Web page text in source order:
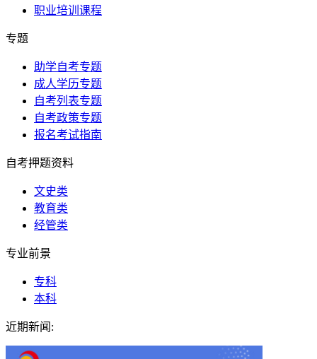
职业培训课程
专题
助学自考专题
成人学历专题
自考列表专题
自考政策专题
报名考试指南
自考押题资料
文史类
教育类
经管类
专业前景
专科
本科
近期新闻: